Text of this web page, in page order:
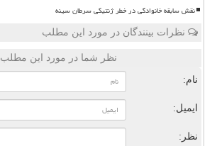
نقش سابقه خانوادگی در خطر ژنتیکی سرطان سینه
نظرات بینندگان در مورد این مطلب
نظر شما در مورد این مطلب
نام:
ایمیل:
نظر: